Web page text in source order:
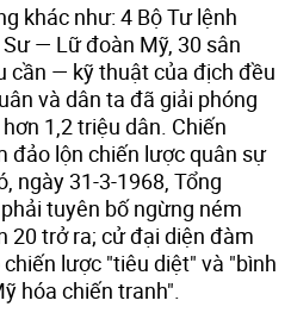
khác như: 4 Bộ Tư lệnh
— Lữ đoàn Mỹ, 30 sân
cần — kỹ thuật của địch đều
và dân ta đã giải phóng
1,2 triệu dân. Chiến
đảo lộn chiến lược quân sự
ngày 31-3-1968, Tổng
tuyên bố ngừng ném
20 trở ra; cử đại diện đàm
lược "tiêu diệt" và "bình
hóa chiến tranh".